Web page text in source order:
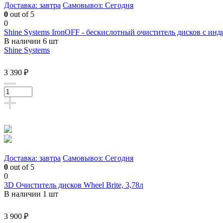
Доставка: завтра Самовывоз: Сегодня
0 out of 5
0
Shine Systems IronOFF - бескислотный очиститель дисков с
В наличии 6 шт
Shine Systems
3 390 ₽
Доставка: завтра Самовывоз: Сегодня
0 out of 5
0
3D Очиститель дисков Wheel Brite, 3,78л
В наличии 1 шт
3 900 ₽